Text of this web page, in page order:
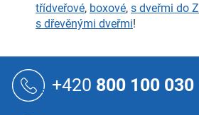
třídveřové, boxové, s dveřmi do Z
s dřevěnými dveřmi!
+420 800 100 030